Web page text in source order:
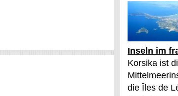
Inseln im
Korsika ist
die Îles de